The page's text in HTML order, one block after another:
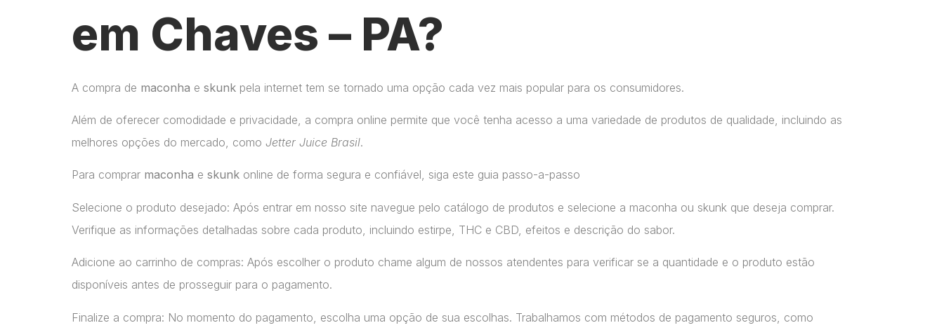
em Chaves – PA?
A compra de maconha e skunk pela internet tem se tornado uma opção cada vez mais popular para os consumidores.
Além de oferecer comodidade e privacidade, a compra online permite que você tenha acesso a uma variedade de produtos de qualidade, incluindo as
melhores opções do mercado, como Jetter Juice Brasil.
Para comprar maconha e skunk online de forma segura e confiável, siga este guia passo-a-passo
Selecione o produto desejado: Após entrar em nosso site navegue pelo catálogo de produtos e selecione a maconha ou skunk que deseja comprar.
Verifique as informações detalhadas sobre cada produto, incluindo estirpe, THC e CBD, efeitos e descrição do sabor.
Adicione ao carrinho de compras: Após escolher o produto chame algum de nossos atendentes para verificar se a quantidade e o produto estão
disponíveis antes de prosseguir para o pagamento.
Finalize a compra: No momento do pagamento, escolha uma opção de sua escolhas. Trabalhamos com métodos de pagamento seguros, como